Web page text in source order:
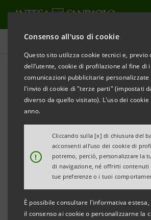
Consenso all'uso di cookie
Questo sito utilizza cookie tecnici e, previo
dell’utente, cookie di profilazione al fine di
comunicazioni pubblicitarie personalizzate
l'invio di cookie di "terze parti" (impostati
diverso da quello visitato). L'uso dei cookie
anno.
!
Cliccando sulla [x] di chiusura del
acconsenti all’uso dei cookie di
potremo, perciò, personalizzare la
di navigazione, né offrirti contenuti
tue preferenze o i tuoi
È possibile consultare l'informativa
il consenso ai cookie o personalizzarne la
Tutti gli eventi sostenuti dalla banca
SOSTENIBILITÀ
Gli elementi per
sostenibile